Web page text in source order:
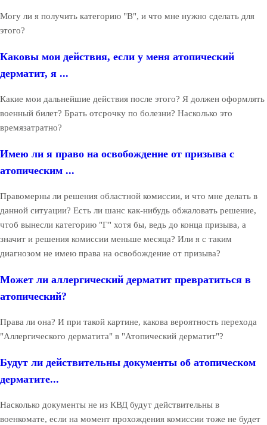
Могу ли я получить категорию "В", и что мне нужно сделать для
этого?
Каковы мои действия, если у меня атопический
дерматит, я ...
Какие мои дальнейшие действия после этого? Я должен оформлять
военный билет? Брать отсрочку по болезни? Насколько это
времязатратно?
Имею ли я право на освобождение от призыва с
атопическим ...
Правомерны ли решения областной комиссии, и что мне делать в
данной ситуации? Есть ли шанс как-нибудь обжаловать решение,
чтоб вынесли категорию "Г" хотя бы, ведь до конца призыва, а
значит и решения комиссии меньше месяца? Или я с таким
диагнозом не имею права на освобождение от призыва?
Может ли аллергический дерматит превратиться в
атопический?
Права ли она? И при такой картине, какова вероятность перехода
"Аллергического дерматита" в "Атопический дерматит"?
Будут ли действительны документы об атопическом
дерматите...
Насколько документы не из КВД будут действительны в
военкомате, если на момент прохождения комиссии тоже не будет